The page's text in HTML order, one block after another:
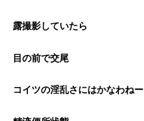
露撮影していたら
目の前で交尾
コイツの淫乱さにはかなわねー